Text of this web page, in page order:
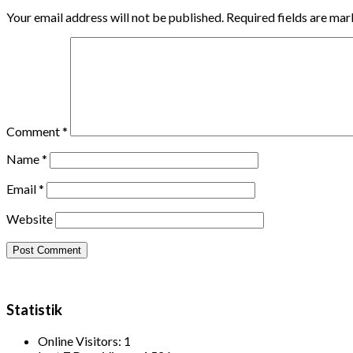
Your email address will not be published. Required fields are
Comment*
Name*
Email*
Website
Statistik
Online Visitors: 1